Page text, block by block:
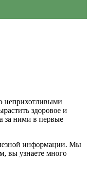
неприхотливыми
здоровое и
за ними в первые
информации. Мы
вы узнаете много